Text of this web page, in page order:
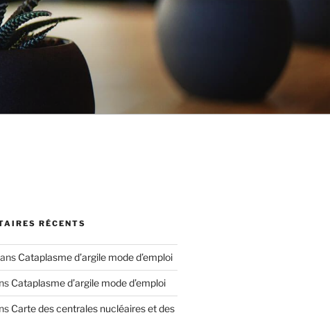
RÉCENTS
Cataplasme d’argile mode d’emploi
Cataplasme d’argile mode d’emploi
Carte des centrales nucléaires et des